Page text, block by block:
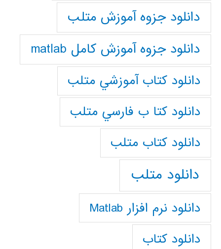
دانلود جزوه آموزش متلب
دانلود جزوه آموزش کامل matlab
دانلود كتاب آموزشي متلب
دانلود كتا ب فارسي متلب
دانلود كتاب متلب
دانلود متلب
دانلود نرم افزار Matlab
دانلود کتاب